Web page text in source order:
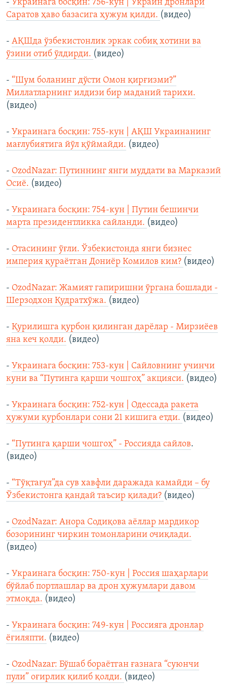
- Украинага босқин: 756-кун | Украин дронлари
Саратов ҳаво базасига ҳужум қилди. (видео)
- АҚШда ўзбекистонлик эркак собиқ хотини ва
ўзини отиб ўлдирди. (видео)
- “Шум боланинг дўсти Омон қирғизми?”
Миллатларнинг илдизи бир маданий тарихи.
(видео)
- Украинага босқин: 755-кун | АҚШ Украинанинг
мағлубиятига йўл қўймайди. (видео)
- OzodNazar: Путиннинг янги муддати ва Марказий
Осиё. (видео)
- Украинага босқин: 754-кун | Путин бешинчи
марта президентликка сайланди. (видео)
- Отасининг ўғли. Ўзбекистонда янги бизнес
империя қураётган Дониёр Комилов ким? (видео)
- OzodNazar: Жамият гапиришни ўргана бошлади -
Шерзодхон Қудратхўжа. (видео)
- Қурилишга қурбон қилинган дарёлар - Мирзиёев
яна кеч қолди. (видео)
- Украинага босқин: 753-кун | Сайловнинг учинчи
куни ва “Путинга қарши чошгоҳ” акцияси. (видео)
- Украинага босқин: 752-кун | Одессада ракета
ҳужуми қурбонлари сони 21 кишига етди. (видео)
- “Путинга қарши чошгоҳ” - Россияда сайлов.
(видео)
- “Тўқтағул”да сув хавфли даражада камайди – бу
Ўзбекистонга қандай таъсир қилади? (видео)
- OzodNazar: Анора Содиқова аёллар мардикор
бозорининг чиркин томонларини очиқлади.
(видео)
- Украинага босқин: 750-кун | Россия шаҳарлари
бўйлаб портлашлар ва дрон ҳужумлари давом
этмоқда. (видео)
- Украинага босқин: 749-кун | Россияга дронлар
ёғиляпти. (видео)
- OzodNazar: Бўшаб бораётган ғазнага “суюнчи
пули” оғирлик қилиб қолди. (видео)